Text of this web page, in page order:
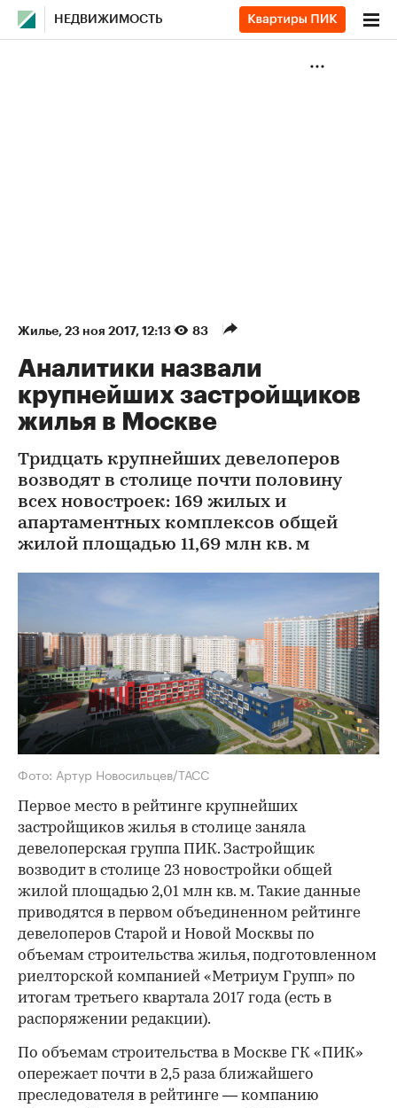
НЕДВИЖИМОСТЬ
Жилье⁠, 23 ноя 2017, 12:13 83
Аналитики назвали
крупнейших застройщиков
жилья в Москве
Тридцать крупнейших девелоперов
возводят в столице почти половину
всех новостроек: 169 жилых и
апартаментных комплексов общей
жилой площадью 11,69 млн кв. м
Фото: Артур Новосильцев/ТАСС
Первое место в рейтинге крупнейших
застройщиков жилья в столице заняла
девелоперская группа ПИК. Застройщик
возводит в столице 23 новостройки общей
жилой площадью 2,01 млн кв. м. Такие данные
приводятся в первом объединенном рейтинге
девелоперов Старой и Новой Москвы по
объемам строительства жилья, подготовленном
риелторской компанией «Метриум Групп» по
итогам третьего квартала 2017 года (есть в
распоряжении редакции).
По объемам строительства в Москве ГК «ПИК»
опережает почти в 2,5 раза ближайшего
преследователя в рейтинге — компанию